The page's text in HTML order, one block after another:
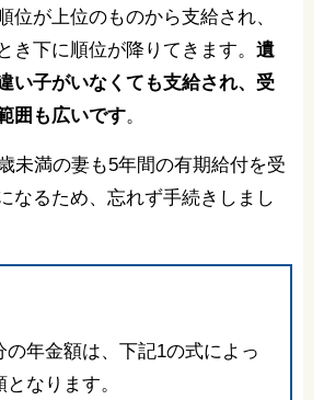
位が上位のものから支給され、
き下に順位が降りてきます。 遺
い子がいなくても支給され、受
囲も広いです。
未満の妻も5年間の有期給付を受
なるため、忘れず手続きしまし
の年金額は、下記1の式によっ
なります。